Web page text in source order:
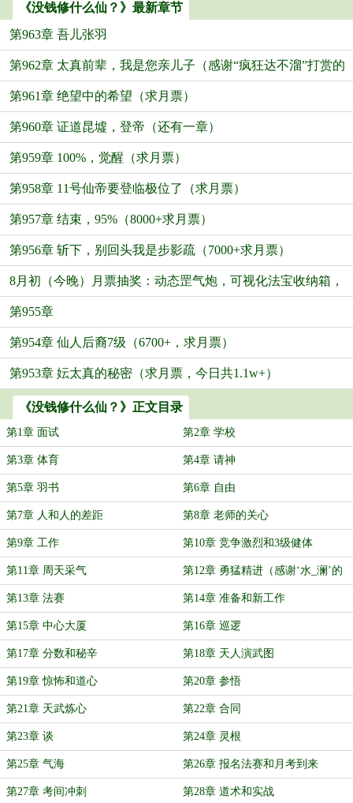
《没钱修什么仙？》最新章节
第963章 吾儿张羽
第962章 太真前辈，我是您亲儿子（感谢“疯狂达不溜”打赏的
盟主）
第961章 绝望中的希望（求月票）
第960章 证道昆墟，登帝（还有一章）
第959章 100%，觉醒（求月票）
第958章 11号仙帝要登临极位了（求月票）
第957章 结束，95%（8000+求月票）
第956章 斩下，别回头我是步影疏（7000+求月票）
8月初（今晚）月票抽奖：动态罡气炮，可视化法宝收纳箱，
眼骸散热法宝
第955章
第954章 仙人后裔7级（6700+，求月票）
第953章 妘太真的秘密（求月票，今日共1.1w+）
《没钱修什么仙？》正文目录
第1章 面试 第2章 学校
第3章 体育 第4章 请神
第5章 羽书 第6章 自由
第7章 人和人的差距 第8章 老师的关心
第9章 工作 第10章 竞争激烈和3级健体
第11章 周天采气 第12章 勇猛精进（感谢‘水_澜’的
盟主打赏）
第13章 法赛 第14章 准备和新工作
第15章 中心大厦 第16章 巡逻
第17章 分数和秘辛 第18章 天人演武图
第19章 惊怖和道心 第20章 参悟
第21章 天武炼心 第22章 合同
第23章 谈 第24章 灵根
第25章 气海 第26章 报名法赛和月考到来
第27章 考间冲刺 第28章 道术和实战